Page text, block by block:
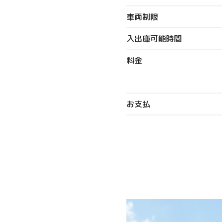
車両制限
入出庫可能時間
料金
お支払